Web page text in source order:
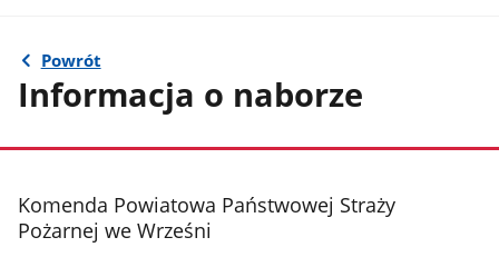
Powrót
Informacja o naborze
stopka
Komenda Powiatowa Państwowej Straży
Pożarnej we Wrześni